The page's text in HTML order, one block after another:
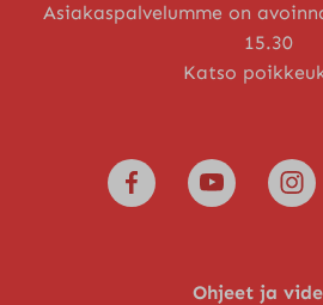
Asiakaspalvelumme on
15.30
Katso
Ohjeet ja